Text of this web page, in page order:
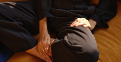
Sangle Sac ARTEMIS - Noir
12,00 € 20,00 €